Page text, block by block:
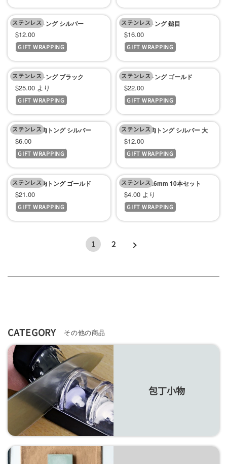
ル
価
格
ル
価
格
ステンレス
クレバートング シルバー
セ
ー
ル
価
格
$12.00
GIFT WRAPPING
ステンレス
クレバートング 鎚目
セ
ー
ル
価
格
$16.00
GIFT WRAPPING
ステンレス
クレバートング ブラック
セ
ー
ル
価
格
$25.00 より
GIFT WRAPPING
ステンレス
クレバートング ゴールド
セ
ー
ル
価
格
$22.00
GIFT WRAPPING
ステンレス
仙武堂 焼肉トング シルバー
セ
ー
ル
価
格
$6.00
GIFT WRAPPING
ステンレス
仙武堂 焼肉トング シルバー 大
セ
ー
ル
価
格
$12.00
GIFT WRAPPING
ステンレス
仙武堂 焼肉トング ゴールド
セ
ー
ル
$21.00
GIFT WRAPPING
ステンレス
魚串太さ1.6mm 10本セット
セ
ー
ル
$4.00 より
GIFT WRAPPING
1 2
CATEGORY その他の商品
包丁小物